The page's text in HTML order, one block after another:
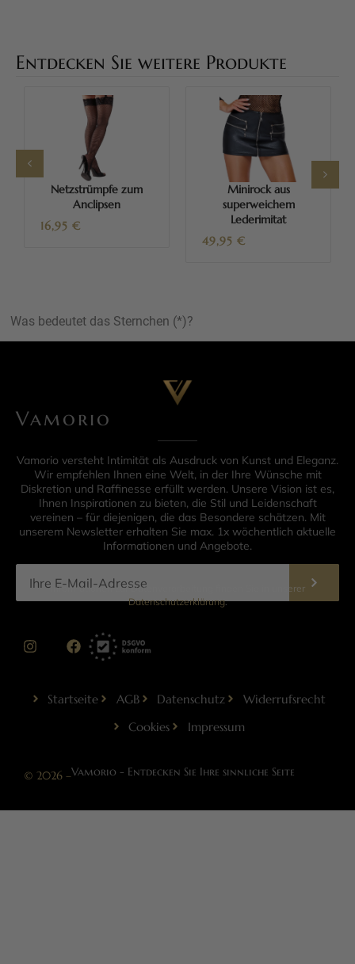
Entdecken Sie weitere Produkte
Netzstrümpfe zum
Anclipsen
16,95 €
Minirock aus
superweichem
Lederimitat
49,95 €
Was bedeutet das Sternchen (*)?
Vamorio
Vamorio versteht Intimität als Ausdruck von Kunst und Eleganz.
Wir empfehlen Ihnen eine Welt, in der Ihre Wünsche mit
Diskretion und Raffinesse erfüllt werden. Unsere Vision ist es,
Ihnen Inspirationen zu bieten, die Stil und Leidenschaft
vereinen – für diejenigen, die das Besondere schätzen. Mit
unserem Newsletter erhalten Sie max. 1x wöchentlich aktuelle
Informationen und Angebote.
Informationen zur Datenverarbeitung finden Sie in unserer
Datenschutzerklärung.
Startseite AGB Datenschutz
Widerrufsrecht
Cookies
Impressum
© 2026 –Vamorio - Entdecken Sie Ihre sinnliche Seite